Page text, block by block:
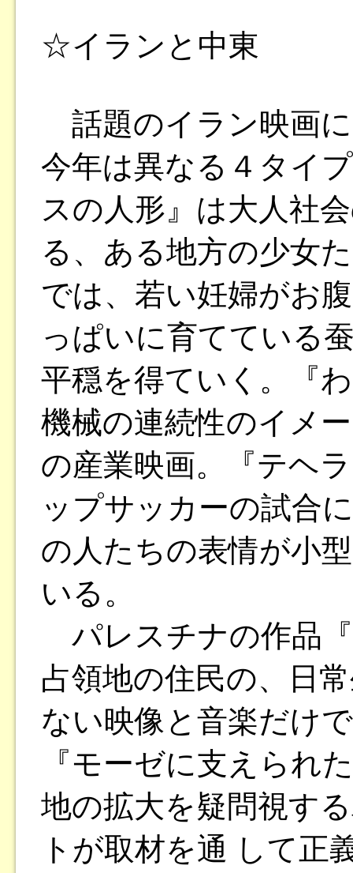
☆イランと中東
話題のイラン映画
今年は異なる４タイ
スの人形』は大人社
る、ある地方の少女
では、若い妊婦がお
っぱいに育てている
平穏を得ていく。『
機械の連続性のイメ
の産業映画。『テヘ
ップサッカーの試合
の人たちの表情が小
いる。
パレスチナの作品
占領地の住民の、日
ない映像と音楽だけ
『モーゼに支えられ
地の拡大を疑問視す
トが取材を通 して正